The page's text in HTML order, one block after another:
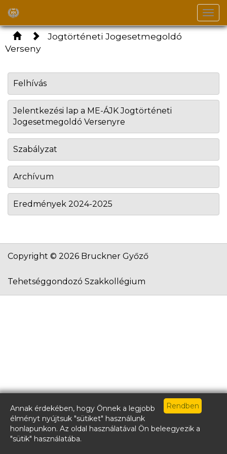
Annak érdekében, hogy Önnek a legjobb
élményt nyújtsuk "sütiket" használunk
honlapunkon. Az oldal használatával Ön beleegyezik a
"sütik" használatába.
Jogtörténeti Jogesetmegoldó
Verseny
Felhívás
Jelentkezési lap a ME-ÁJK Jogtörténeti
Jogesetmegoldó Versenyre
Szabályzat
Archívum
Eredmények 2024-2025
Copyright © 2026 Bruckner Győző
Tehetséggondozó Szakkollégium